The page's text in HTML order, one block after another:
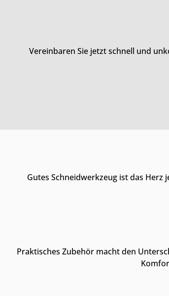
Vereinbaren Sie jetzt schnell und
Gutes Schneidwerkzeug ist das
Praktisches Zubehör macht den